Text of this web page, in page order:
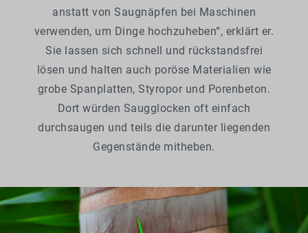
anstatt von Saugnäpfen bei Maschinen
verwenden, um Dinge hochzuheben“, erklärt er.
Sie lassen sich schnell und rückstandsfrei
lösen und halten auch poröse Materialien wie
grobe Spanplatten, Styropor und Porenbeton.
Dort würden Saugglocken oft einfach
durchsaugen und teils die darunter liegenden
Gegenstände mitheben.